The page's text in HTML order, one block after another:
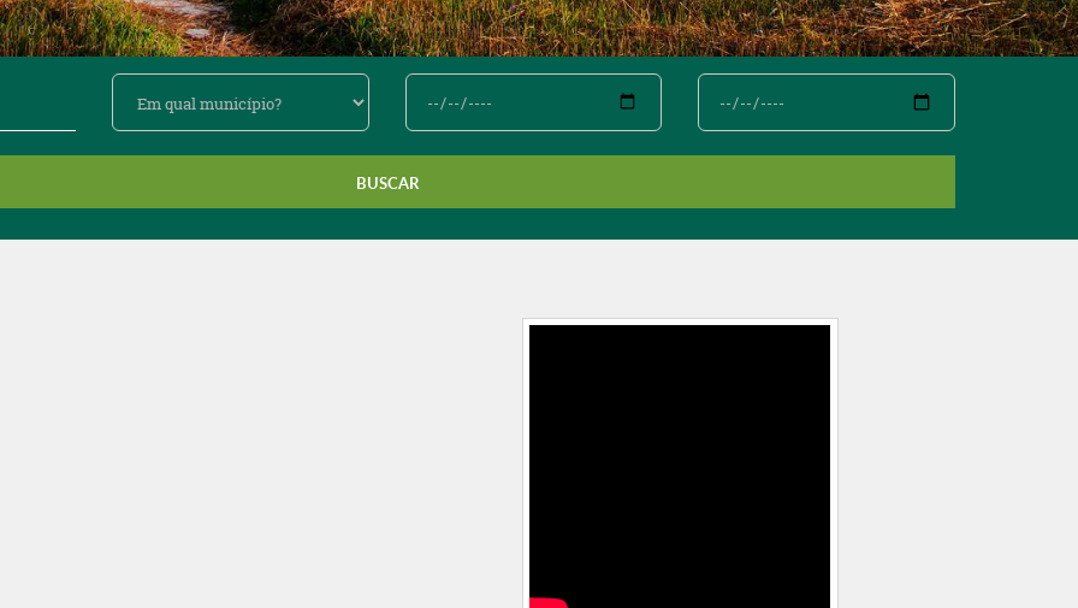
Em
município?
De Até
BUSCAR